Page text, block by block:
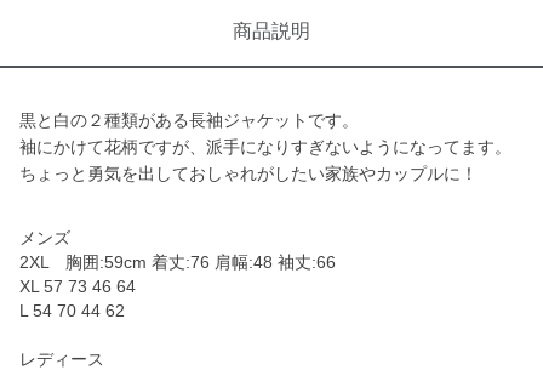
商品説明
黒と白の２種類がある長袖ジャケットです。
袖にかけて花柄ですが、派手になりすぎないようになってます。
ちょっと勇気を出しておしゃれがしたい家族やカップルに！
メンズ
2XL 胸囲:59cm 着丈:76 肩幅:48 袖丈:66
XL 57 73 46 64
L 54 70 44 62
レディース